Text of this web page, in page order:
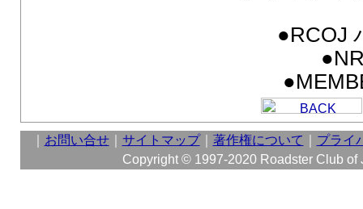
●RCOJ
お問い合せ｜ サイトマップ｜ 著作権について
プライ
Copyright © 1997-2020 Roadster Club of